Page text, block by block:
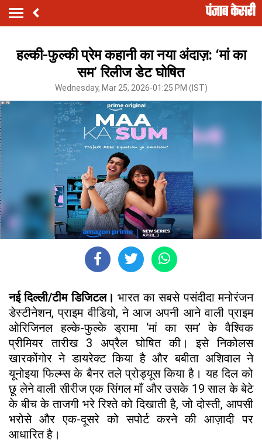
हल्की-फुल्की प्रेम कहानी का नया अंदाज़: ‘मां का
सम’ रिलीज डेट घोषित
Wednesday, Mar 25, 2026-01:25 PM (IST)
नई दिल्ली/टीम डिजिटल।भारत का सबसे पसंदीदा मनोरंजन
डेस्टीनेशन, प्राइम वीडियो, ने आज अपनी आने वाली प्राइम
ओरिजिनल हल्के-फुल्के ड्रामा ‘मां का सम’ के वैश्विक
प्रीमियर तारीख 3 अप्रैल घोषित की। इसे निकोलस
खारकोंगोर ने डायरेक्ट किया है और बबीता अशिवाल ने
यूनोइया फिल्म्स के बैनर तले प्रोड्यूस किया है। यह दिल को
छू लेने वाली सीरीज एक सिंगल माँ और उसके 19 साल के बेटे
के बीच के ताजगी भरे रिश्ते को दिखाती है, जो दोस्ती, आपसी
भरोसे और एक-दूसरे को सपोर्ट करने की आज़ादी पर
आधारित है।